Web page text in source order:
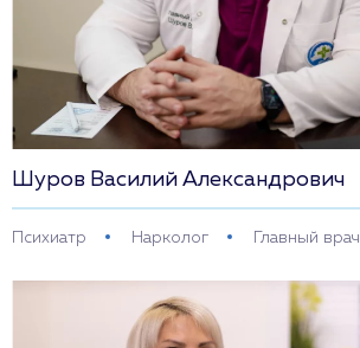
Шуров Василий Александрович
Психиатр Нарколог Главный врач